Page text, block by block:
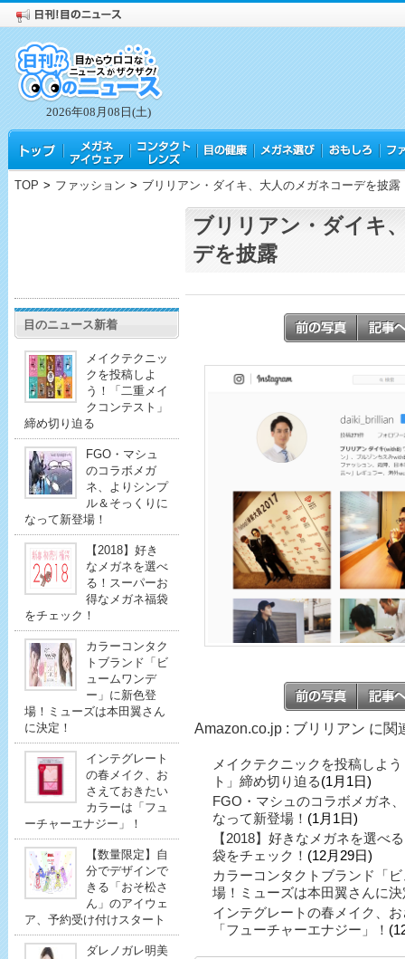
2026年08月08日(土)
TOP > ファッション > ブリリアン・ダイキ、大人のメガネコーデを披露
目のニュース新着
メイクテクニッ
クを投稿しよ
う！「二重メイ
クコンテスト」
締め切り迫る
FGO・マシュ
のコラボメガ
ネ、よりシンプ
ル＆そっくりに
なって新登場！
【2018】好き
なメガネを選べ
る！スーパーお
得なメガネ福袋
をチェック！
カラーコンタク
トブランド「ビ
ュームワンデ
ー」に新色登
場！ミューズは本田翼さん
に決定！
インテグレート
の春メイク、お
さえておきたい
カラーは「フュ
ーチャーエナジー」！
【数量限定】自
分でデザインで
きる「おそ松さ
ん」のアイウェ
ア、予約受け付けスタート
ダレノガレ明美
ブリリアン・ダイキ
デを披露
Amazon.co.jp : ブリリアン に関
メイクテクニックを投稿しよ
ト」締め切り迫る(1月1日)
FGO・マシュのコラボメガネ
なって新登場！ (1月1日)
【2018】好きなメガネを選べ
袋をチェック！ (12月29日)
カラーコンタクトブランド「
場！ミューズは本田翼さんに決
インテグレートの春メイク、
「フューチャーエナジー」！